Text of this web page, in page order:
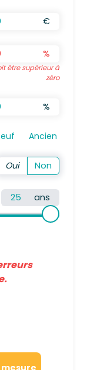
€
%
être supérieur à
zéro
EST UNE
%
Ancien
de votre résidence
ans